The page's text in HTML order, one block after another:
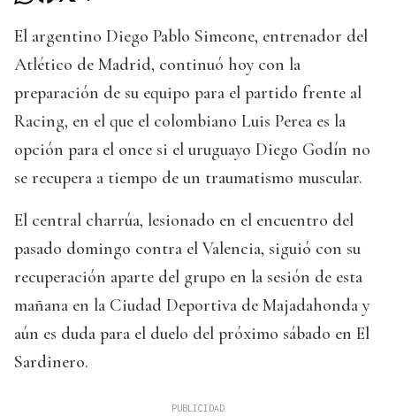
El argentino Diego Pablo Simeone, entrenador del
Atlético de Madrid, continuó hoy con la
preparación de su equipo para el partido frente al
Racing, en el que el colombiano Luis Perea es la
opción para el once si el uruguayo Diego Godín no
se recupera a tiempo de un traumatismo muscular.
El central charrúa, lesionado en el encuentro del
pasado domingo contra el Valencia, siguió con su
recuperación aparte del grupo en la sesión de esta
mañana en la Ciudad Deportiva de Majadahonda y
aún es duda para el duelo del próximo sábado en El
Sardinero.